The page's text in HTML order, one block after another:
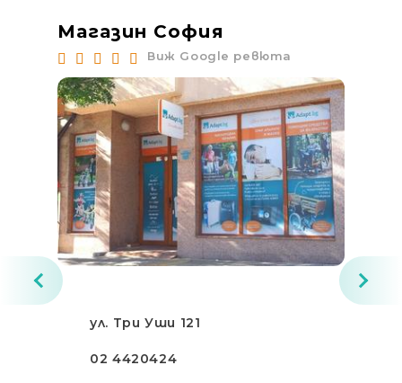
Магазин София
Виж Google ревюта
ул. Три Уши 121
02 4420424